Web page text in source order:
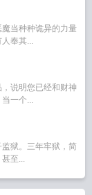
当种种诡异的力量
奉其...
说明您已经和财神
一个...
狱。三年牢狱，简
至...